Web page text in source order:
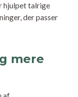
hjulpet talrige
der passer
mere